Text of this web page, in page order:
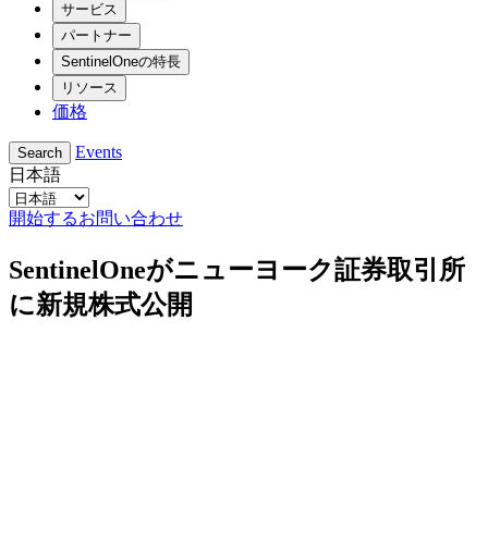
サービス
パートナー
SentinelOneの特長
リソース
価格
Search
Events
日本語
開始するお問い合わせ
SentinelOneがニューヨーク証券取引所
に新規株式公開